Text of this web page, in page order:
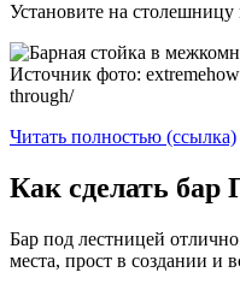
Установите на
Источник фото:
through/
Читать полностью (ссылка)
Как сделать
Бар под лестницей
места, прост в создании и